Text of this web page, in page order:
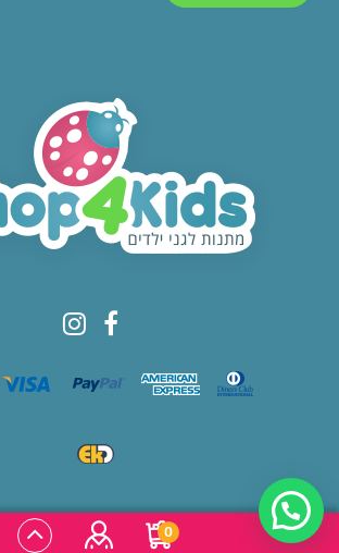
0
© All rights reserved to Shop4kids